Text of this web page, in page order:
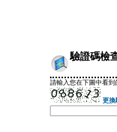
驗證碼檢
請輸入您在下圖中看
更換